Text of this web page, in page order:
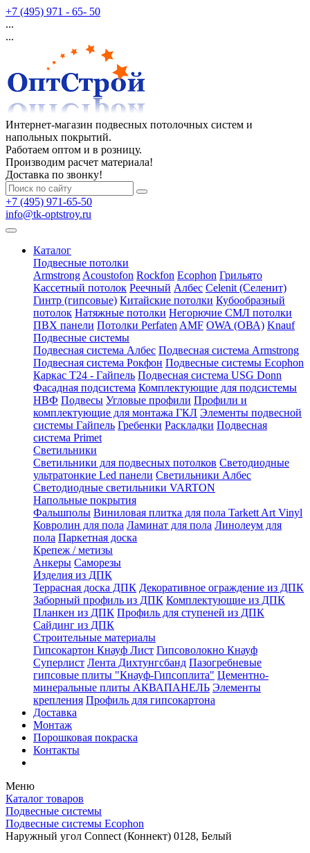
+7 (495) 971 - 65- 50
...
...
Интернет-магазин подвесных потолочных систем и
напольных покрытий.
Работаем оптом и в розницу.
Производим расчет материала!
Доставка по звонку!
+7 (495) 971-65-50
info@tk-optstroy.ru
Каталог
Подвесные потолки
Armstrong Acoustofon Rockfon Ecophon Грильято
Кассетный потолок Реечный Албес Celenit (Селенит)
Гинтр (гипсовые) Китайские потолки Кубообразный
потолок Натяжные потолки Негорючие СМЛ потолки
ПВХ панели Потолки Perfaten AMF OWA (ОВА) Knauf
Подвесные системы
Подвесная система Албес Подвесная система Armstrong
Подвесная система Рокфон Подвесные системы Ecophon
Каркас Т24 - Гайпель Подвесная система USG Donn
Фасадная подсистема Комплектующие для подсистемы
НВФ Подвесы Угловые профили Профили и
комплектующие для монтажа ГКЛ Элементы подвесной
системы Гайпель Гребенки Раскладки Подвесная
система Primet
Светильники
Светильники для подвесных потолков Светодиодные
ультратонкие Led панели Светильники Албес
Светодиодные светильники VARTON
Напольные покрытия
Фальшполы Виниловая плитка для пола Tarkett Art Vinyl
Ковролин для пола Ламинат для пола Линолеум для
пола Паркетная доска
Крепеж / метизы
Анкеры Саморезы
Изделия из ДПК
Террасная доска ДПК Декоративное ограждение из ДПК
Заборный профиль из ДПК Комплектующие из ДПК
Планкен из ДПК Профиль для ступеней из ДПК
Сайдинг из ДПК
Строительные материалы
Гипсокартон Кнауф Лист Гипсоволокно Кнауф
Суперлист Лента Дихтунгсбанд Пазогребневые
гипсовые плиты "Кнауф-Гипсоплита" Цементно-
минеральные плиты АКВАПАНЕЛЬ Элементы
крепления Профиль для гипсокартона
Доставка
Монтаж
Порошковая покраска
Контакты
Меню
Каталог товаров
Подвесные системы
Подвесные системы Ecophon
Наружный угол Connect (Коннект) 0128, Белый